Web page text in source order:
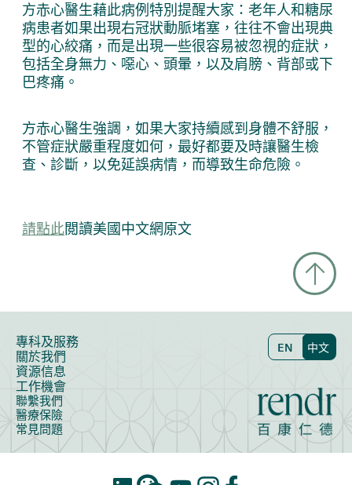
方赤心醫生藉此病例特別提醒大家：老年人和糖尿
病患者如果出現右冠狀動脈堵塞，往往不會出現典
型的心絞痛，而是出現一些很容易被忽視的症狀，
包括全身無力、噁心、頭暈，以及肩膀、背部或下
巴疼痛。
方赤心醫生強調，如果大家持續感到身體不舒服，
不管症狀嚴重程度如何，最好都要及時讓醫生檢
查、診斷，以免延誤病情，而導致生命危險。
請點此閲讀美國中文網原文
專科及服務
關於我們
資源信息
工作機會
聯繫我們
醫療保險
常見問題
EN 中文